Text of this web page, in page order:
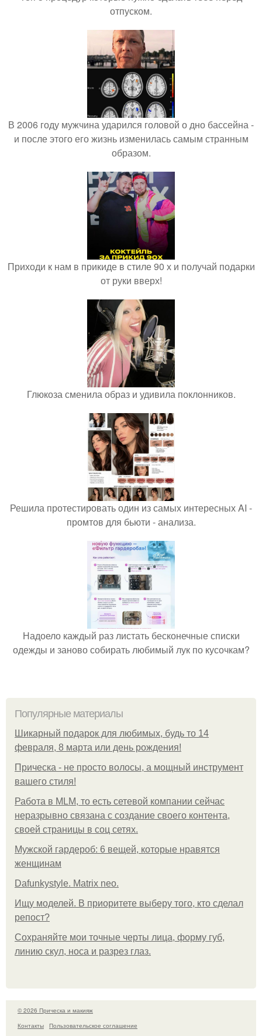
отпуском.
В 2006 году мужчина ударился головой о дно бассейна -
и после этого его жизнь изменилась самым странным
образом.
Приходи к нам в прикиде в стиле 90 х и получай подарки
от руки вверх!
Глюкоза сменила образ и удивила поклонников.
Решила протестировать один из самых интересных AI -
промтов для бьюти - анализа.
Надоело каждый раз листать бесконечные списки
одежды и заново собирать любимый лук по кусочкам?
Популярные материалы
Шикарный подарок для любимых, будь то 14
февраля, 8 марта или день рождения!
Прическа - не просто волосы, а мощный инструмент
вашего стиля!
Работа в MLM, то есть сетевой компании сейчас
неразрывно связана с создание своего контента,
своей страницы в соц сетях.
Мужской гардероб: 6 вещей, которые нравятся
женщинам
Dafunkystyle. Matrix neo.
Ищу моделей. В приоритете выберу того, кто сделал
репост?
Сохраняйте мои точные черты лица, форму губ,
линию скул, носа и разрез глаз.
© 2026 Прическа и макияж
Контакты
Пользовательское соглашение